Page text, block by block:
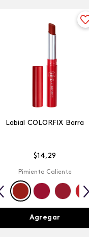
Labial COLORFIX Barra
$14, 29
Pimienta Caliente
Agregar